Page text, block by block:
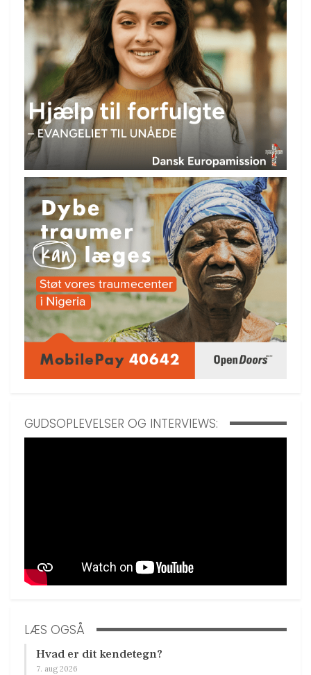
GUDSOPLEVELSER OG INTERVIEWS:
LÆS OGSÅ
Hvad er dit kendetegn?
7. aug 2026